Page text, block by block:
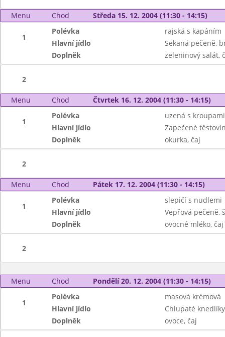
Menu Chod Středa 15. 12. 2004 (11:30 - 14:15)
1
Polévka
rajská s kapáním
Hlavní jídlo
Sekaná pečeně,
Doplněk
zeleninový salát,
2
Menu Chod Čtvrtek 16. 12. 2004 (11:30 - 14:15)
1
Polévka
uzená s kroupami
Hlavní jídlo
Zapečené
Doplněk
okurka, čaj
2
Menu Chod Pátek 17. 12. 2004 (11:30 - 14:15)
1
Polévka
slepičí s nudlemi
Hlavní jídlo
Vepřová pečeně,
Doplněk
ovocné mléko, čaj
2
Menu Chod Pondělí 20. 12. 2004 (11:30 - 14:15)
1
Polévka
masová krémová
Hlavní jídlo
Chlupaté
Doplněk
ovoce, čaj